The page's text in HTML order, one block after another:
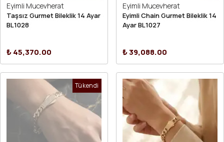
Eyimli Mucevherat
Taşsız Gurmet Bileklik 14 Ayar
BL1028
₺ 45,370.00
Eyimli Mucevherat
Eyimli Chain Gurmet Bileklik 14
Ayar BL1027
₺ 39,088.00
Tükendi